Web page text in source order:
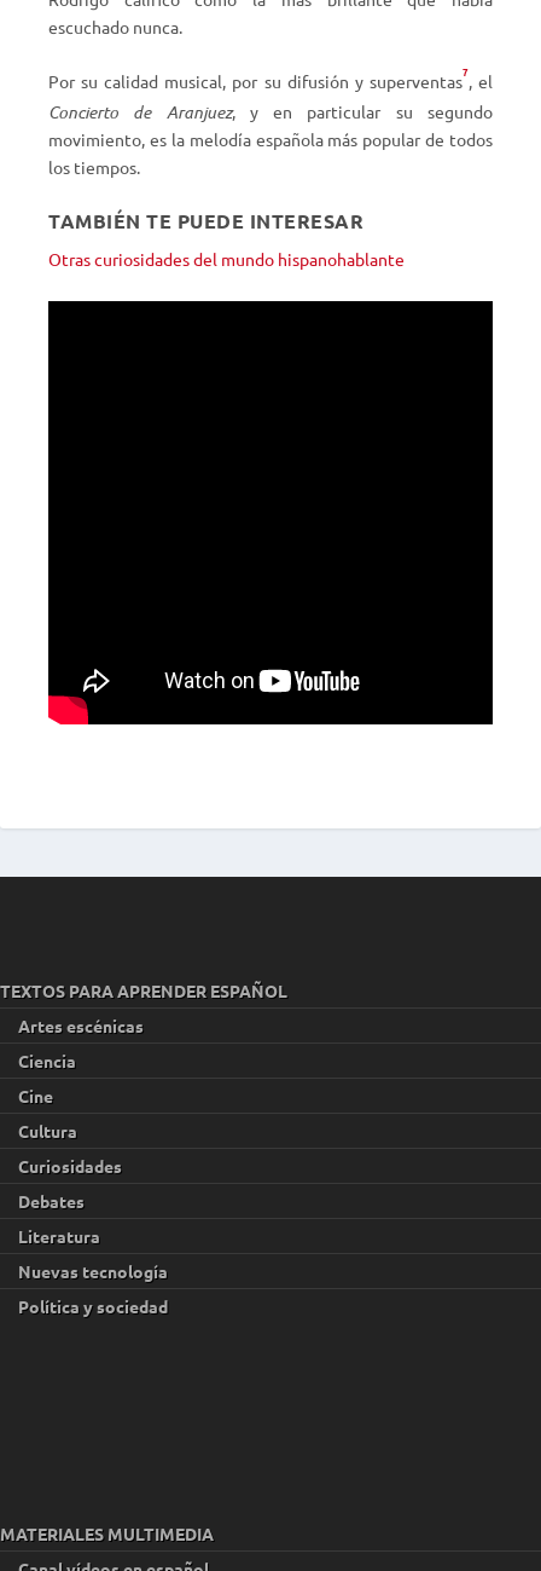
escuchado nunca.
Por su calidad musical, por su difusión y superventas7, el
Concierto de Aranjuez, y en particular su segundo
movimiento, es la melodía española más popular de todos
los tiempos.
TAMBIÉN TE PUEDE INTERESAR
Otras curiosidades del mundo hispanohablante
TEXTOS PARA APRENDER ESPAÑOL
Artes escénicas
Ciencia
Cine
Cultura
Curiosidades
Debates
Literatura
Nuevas tecnología
Política y sociedad
MATERIALES MULTIMEDIA